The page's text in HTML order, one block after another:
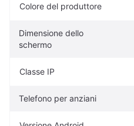
Colore del produttore
Dimensione dello
schermo
Classe IP
Telefono per anziani